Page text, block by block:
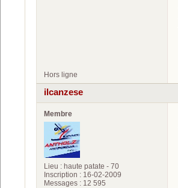
Hors ligne
ilcanzese
Membre
Lieu : haute patate - 70
Inscription : 16-02-2009
Messages : 12 595